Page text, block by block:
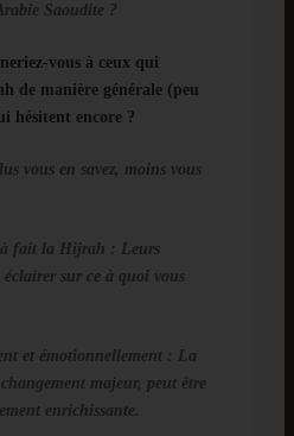
Saoudite ?
vous à ceux qui
de manière générale (peu
hésitent encore ?
vous en savez, moins vous
fait la Hijrah : Leurs
éclairer sur ce à quoi vous
et émotionnellement : La
majeur, peut être
enrichissante.